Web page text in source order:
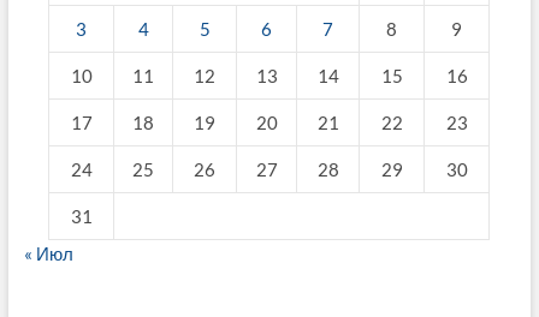
3 4 5 6 7 8 9
10 11 12 13 14 15 16
17 18 19 20 21 22 23
24 25 26 27 28 29 30
31
« Июл